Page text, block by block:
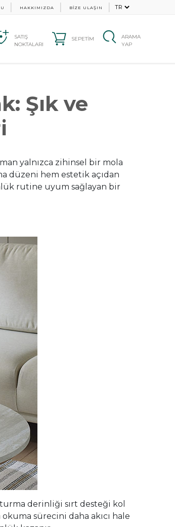
HAKKIMIZDA BİZE ULAŞIN
SATIŞ
NOKTALARI
SEPETİM
ARAMA
YAP
Şık ve
yalnızca zihinsel bir mola
düzeni hem estetik açıdan
rutine uyum sağlayan bir
derinliği sırt desteği kol
sürecini daha akıcı hale